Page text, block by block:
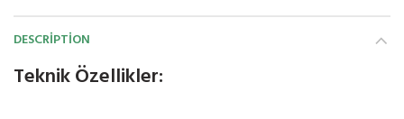
DESCRIPTION
Teknik Özellikler: